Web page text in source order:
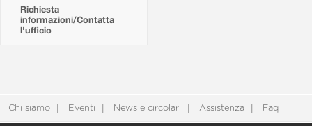
Richiesta
informazioni/Contatta
l'ufficio
Chi siamo Eventi News e circolari Assistenza Faq